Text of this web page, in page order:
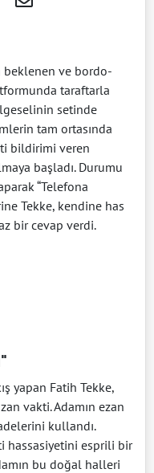
beklenen ve bordo-
taraftarla
setinde
tam ortasında
bildirimi veren
başladı. Durumu
“Telefona
Tekke, kendine has
bir cevap verdi.
yapan Fatih Tekke,
vakti. Adamın ezan
kullandı.
hassasiyetini esprili bir
bu doğal halleri